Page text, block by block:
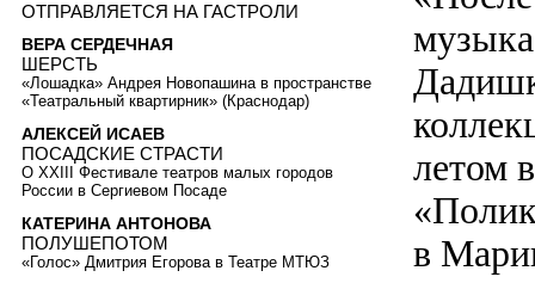
летом
в
ОТПРАВЛЯЕТСЯ НА ГАСТРОЛИ
ВЕРА СЕРДЕЧНАЯ
ШЕРСТЬ
«Лошадка» Андрея Новопашина в пространстве
«Театральный квартирник» (Краснодар)
АЛЕКСЕЙ ИСАЕВ
ПОСАДСКИЕ СТРАСТИ
О XXIII Фестивале театров малых городов
России в Сергиевом Посаде
КАТЕРИНА АНТОНОВА
ПОЛУШЕПОТОМ
«Голос» Дмитрия Егорова в Театре МТЮЗ